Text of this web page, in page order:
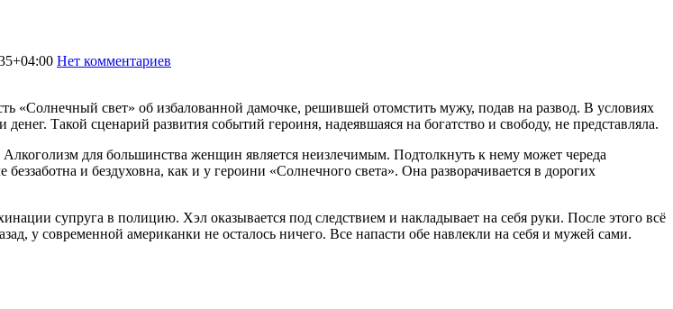
Нет комментариев
«Солнечный свет» об избалованной дамочке, решившей отомстить мужу, подав на развод. В условиях
Такой сценарий развития событий героиня, надеявшаяся на богатство и свободу, не представляла.
для большинства женщин является неизлечимым. Подтолкнуть к нему может череда
и бездуховна, как и у героини «Солнечного света». Она разворачивается в дорогих
супруга в полицию. Хэл оказывается под следствием и накладывает на себя руки. После этого всё
у современной американки не осталось ничего. Все напасти обе навлекли на себя и мужей сами.